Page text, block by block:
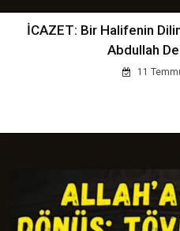
İCAZET: Bir Halifenin
Abdullah
11